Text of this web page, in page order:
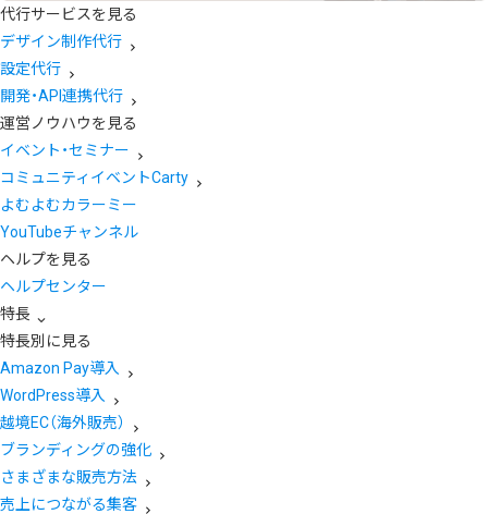
代行サービスを見る
デザイン制作代行
設定代行
開発・API連携代行
運営ノウハウを見る
イベント・セミナー
コミュニティイベントCarty
よむよむカラーミー
YouTubeチャンネル
ヘルプを見る
ヘルプセンター
特長
特長別に見る
Amazon Pay導入
WordPress導入
越境EC（海外販売）
ブランディングの強化
さまざまな販売方法
売上につながる集客